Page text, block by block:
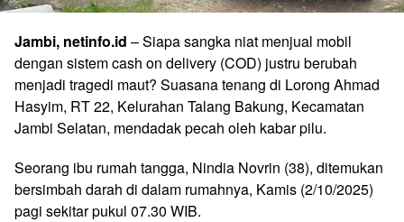
Jambi, netinfo.id – Siapa sangka niat menjual mobil
dengan sistem cash on delivery (COD) justru berubah
menjadi tragedi maut? Suasana tenang di Lorong Ahmad
Hasyim, RT 22, Kelurahan Talang Bakung, Kecamatan
Jambi Selatan, mendadak pecah oleh kabar pilu.
Seorang ibu rumah tangga, Nindia Novrin (38), ditemukan
bersimbah darah di dalam rumahnya, Kamis (2/10/2025)
pagi sekitar pukul 07.30 WIB.